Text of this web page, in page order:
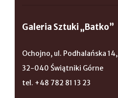
Galeria Sztuki „Batko”
Ochojno, ul. Podhalańska 14,
32-040 Świątniki Górne
tel. +48 782 81 13 23